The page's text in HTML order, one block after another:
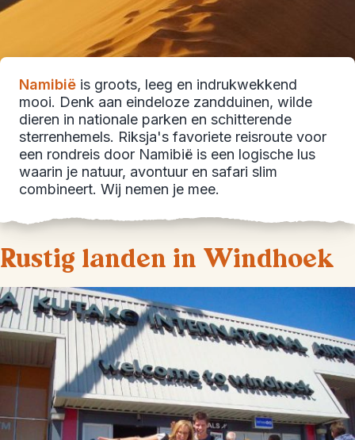
Namibië is groots, leeg en indrukwekkend
mooi. Denk aan eindeloze zandduinen, wilde
dieren in nationale parken en schitterende
sterrenhemels. Riksja's favoriete reisroute voor
een rondreis door Namibië is een logische lus
waarin je natuur, avontuur en safari slim
combineert. Wij nemen je mee.
Rustig landen in Windhoek